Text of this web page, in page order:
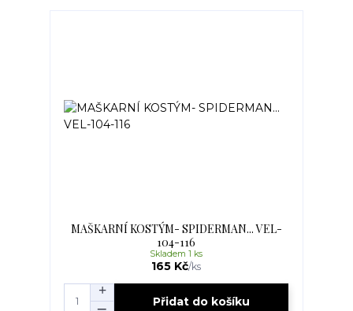
MAŠKARNÍ KOSTÝM- SPIDERMAN... VEL-
104-116
165 Kč/ks
Skladem 1 ks
Přidat do košíku